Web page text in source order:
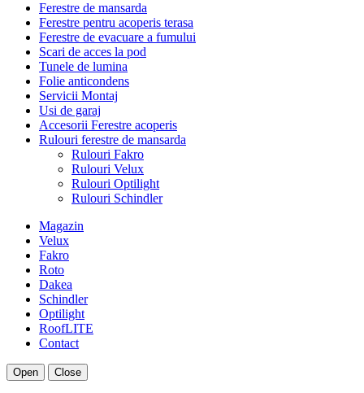
Ferestre de mansarda
Ferestre pentru acoperis terasa
Ferestre de evacuare a fumului
Scari de acces la pod
Tunele de lumina
Folie anticondens
Servicii Montaj
Usi de garaj
Accesorii Ferestre acoperis
Rulouri ferestre de mansarda
Rulouri Fakro
Rulouri Velux
Rulouri Optilight
Rulouri Schindler
Magazin
Velux
Fakro
Roto
Dakea
Schindler
Optilight
RoofLITE
Contact
Open Close